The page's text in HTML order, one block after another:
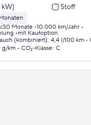
kW)
Stoff
:30 Monate 10.000 km/Jahr
mit Kaufoption
(kombiniert): 4,4 l/100 km
g/km CO₂-Klasse: C